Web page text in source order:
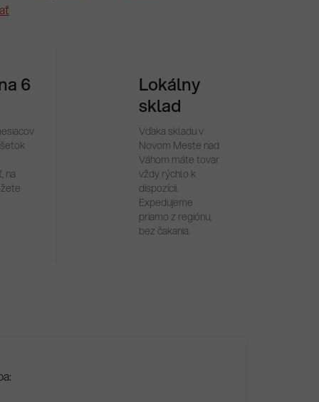
6
na
Lokálny
sklad
Vďaka skladu v
Novom Meste nad
Váhom máte tovar
vždy rýchlo k
dispozícii.
Expedujeme
priamo z regiónu,
bez čakania.